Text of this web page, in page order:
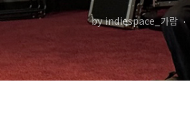
by indiespace_가람